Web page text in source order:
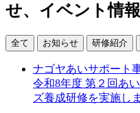
せ、イベント情報
全て お知らせ 研修紹介
ナゴヤあいサポート
令和8年度 第２回あ
ズ養成研修を実施し